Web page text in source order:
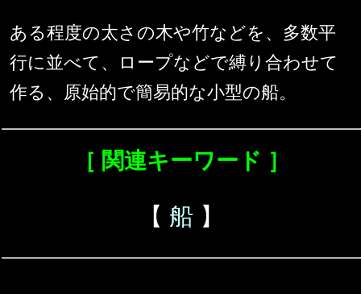
ある程度の太さの木や竹などを、多数平
行に並べて、ロープなどで縛り合わせて
作る、原始的で簡易的な小型の船。
［ 関連キーワード ］
【 船 】